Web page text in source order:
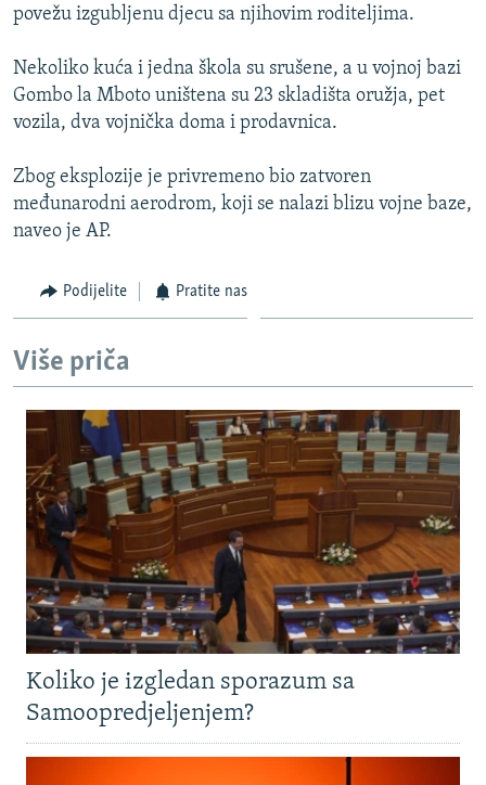
GENOCID U SREBRENICI
POPLAVE I KLIZIŠTA U BIH 2024.
TV LIBERTY
MOJA EVROPA
TRI DECENIJE OD RATA U BIH
NASTANAK I RASPAD JUGOSLAVIJE
PRATITE NAS
Sve RFE/RL stranice
povežu izgubljenu djecu sa njihovim roditeljima.
Nekoliko kuća i jedna škola su srušene, a u vojnoj bazi
Gombo la Mboto uništena su 23 skladišta oružja, pet
vozila, dva vojnička doma i prodavnica.
Zbog eksplozije je privremeno bio zatvoren
međunarodni aerodrom, koji se nalazi blizu vojne baze,
naveo je AP.
Podijelite Pratite nas
Više priča
Koliko je izgledan sporazum sa
Samoopredjeljenjem?